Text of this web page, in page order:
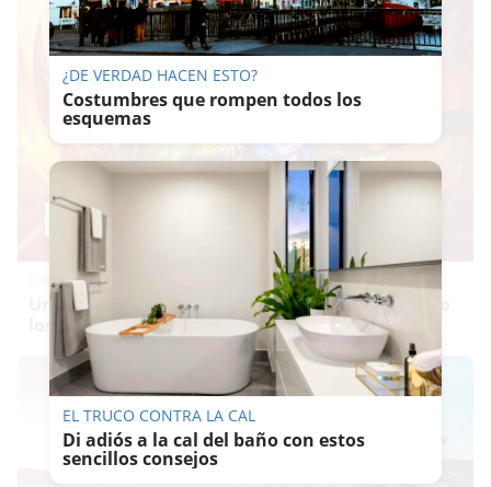
Corepunk MMORPG
Un verdadero MMORPG de la vieja escuela ¡Cómo
los de antes, pero mejor!
¿DE VERDAD HACEN ESTO?
Costumbres que rompen todos los
esquemas
EL TRUCO CONTRA LA CAL
Di adiós a la cal del baño con estos
sencillos consejos